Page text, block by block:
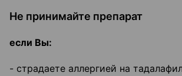
Не принимайте препарат
если Вы:
- страдаете аллергией на